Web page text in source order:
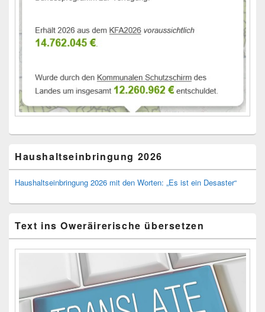
Haushaltseinbringung 2026
Haushaltseinbringung 2026 mit den Worten: „Es ist ein Desaster“
Text ins Oweräirerische übersetzen